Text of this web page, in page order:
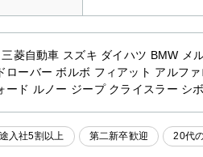
菱自動車 スズキ ダイハツ BMW メ
ローバー ボルボ フィアット アルフ
ード ルノー ジープ クライスラー シ
入社5割以上 第二新卒歓迎 20代